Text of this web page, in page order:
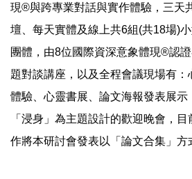
現®與跨專業對話與實作體驗，三天
壇、每天實體及線上共6組(共18場)
團體，由8位國際資深意象體現®認
題對談講座，以及全程會議現場有
體驗、心靈書展、論文海報發表展示
「浸身」為主題設計的歡迎晚會，
作將本研討會發表以「論文合集」方